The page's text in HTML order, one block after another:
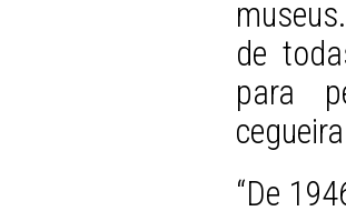
de
para
“De